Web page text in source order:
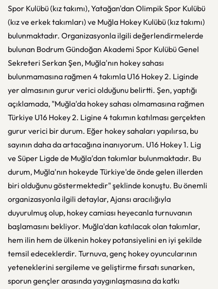
Spor Kulübü (kız takımı), Yatağan'dan Olimpik Spor Kulübü
(kız ve erkek takımları) ve Muğla Hokey Kulübü (kız takımı)
bulunmaktadır. Organizasyonla ilgili değerlendirmelerde
bulunan Bodrum Gündoğan Akademi Spor Kulübü Genel
Sekreteri Serkan Şen, Muğla'nın hokey sahası
bulunmamasına rağmen 4 takımla U16 Hokey 2. Liginde
yer almasının gurur verici olduğunu belirtti. Şen, yaptığı
açıklamada, "Muğla'da hokey sahası olmamasına rağmen
Türkiye U16 Hokey 2. Ligine 4 takımın katılması gerçekten
gurur verici bir durum. Eğer hokey sahaları yapılırsa, bu
sayının daha da artacağına inanıyorum. U16 Hokey 1. Lig
ve Süper Ligde de Muğla'dan takımlar bulunmaktadır. Bu
durum, Muğla'nın hokeyde Türkiye'de önde gelen illerden
biri olduğunu göstermektedir" şeklinde konuştu. Bu önemli
organizasyonla ilgili detaylar, Ajansı aracılığıyla
duyurulmuş olup, hokey camiası heyecanla turnuvanın
başlamasını bekliyor. Muğla'dan katılacak olan takımlar,
hem ilin hem de ülkenin hokey potansiyelini en iyi şekilde
temsil edeceklerdir. Turnuva, genç hokey oyuncularının
yeteneklerini sergileme ve geliştirme fırsatı sunarken,
sporun gençler arasında yaygınlaşmasına da katkı